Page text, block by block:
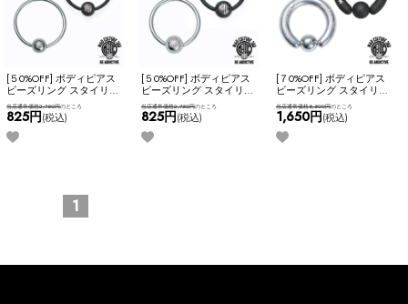
[５0%OFF] ボディピアス
ビーズリング スタイリッ
シュ シンプル ブランドロ
ゴ入り MADC 小さめ ステ
ンレス アレンジ カスタム
かっこいい ネコポス不可
当店通常価格2,750円のところ
825円(税込)
[５0%OFF] ボディピアス
ビーズリング スタイリッ
シュ シンプル ブランドロ
ゴ入り MADC 小さめ ステ
ンレス アレンジ カスタム
かっこいい ネコポス不可
当店通常価格2,750円のところ
825円(税込)
[７0%OFF] ボディピアス
ビーズリング スタイリッ
シュ シンプル ブランドロ
ゴ入り MADC 大き目 ステ
ンレス アレンジ カスタム
かっこいい ネコポス
当店通常価格5,500円のところ
1,650円(税込)
1